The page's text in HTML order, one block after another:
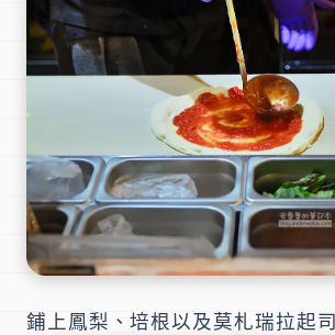
鋪上鳳梨、培根以及莫札瑞拉起司